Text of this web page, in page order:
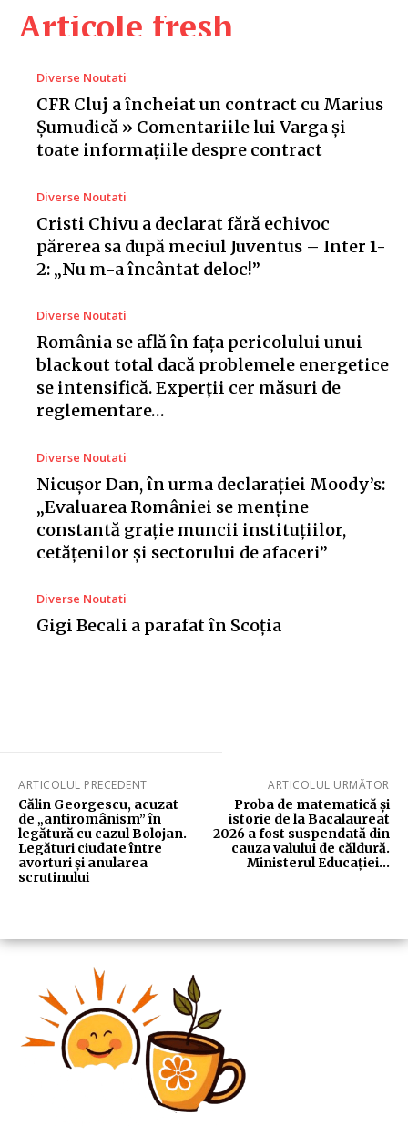
Articole fresh
Diverse Noutati
CFR Cluj a încheiat un contract cu Marius
Șumudică » Comentariile lui Varga și
toate informațiile despre contract
Diverse Noutati
Cristi Chivu a declarat fără echivoc
părerea sa după meciul Juventus – Inter 1-
2: „Nu m-a încântat deloc!”
Diverse Noutati
România se află în fața pericolului unui
blackout total dacă problemele energetice
se intensifică. Experții cer măsuri de
reglementare…
Diverse Noutati
Nicușor Dan, în urma declarației Moody’s:
„Evaluarea României se menține
constantă grație muncii instituțiilor,
cetățenilor și sectorului de afaceri”
Diverse Noutati
Gigi Becali a parafat în Scoția
ARTICOLUL PRECEDENT
Călin Georgescu, acuzat
de „antiromânism” în
legătură cu cazul Bolojan.
Legături ciudate între
avorturi și anularea
scrutinului
ARTICOLUL URMĂTOR
Proba de matematică și
istorie de la Bacalaureat
2026 a fost suspendată din
cauza valului de căldură.
Ministerul Educației…